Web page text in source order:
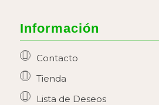
Información
Contacto
Tienda
Lista de Deseos